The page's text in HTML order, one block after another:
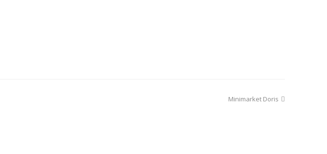
next
Minimarket Doris